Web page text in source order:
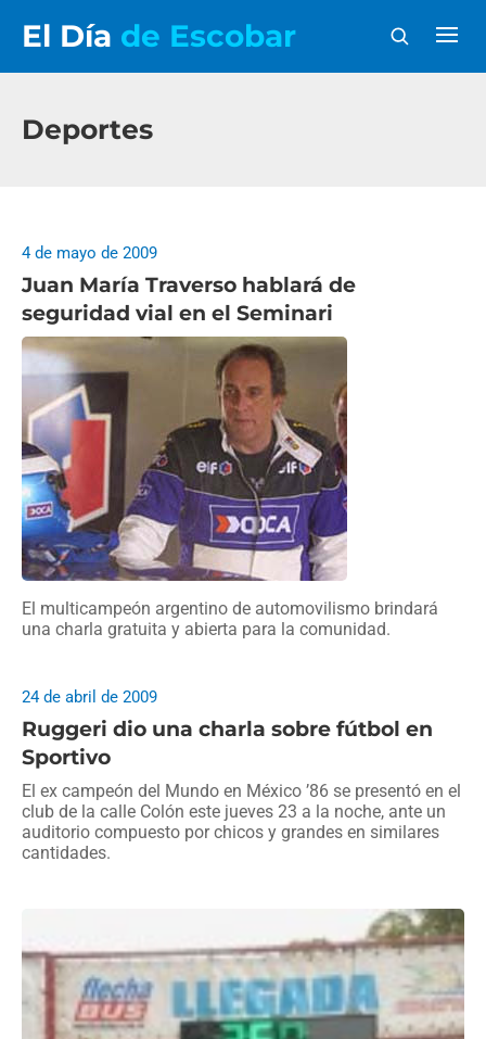
El Día de Escobar
Deportes
Juan María Traverso hablará de
seguridad vial en el Seminari
4 de mayo de 2009
El multicampeón argentino de automovilismo brindará
una charla gratuita y abierta para la comunidad.
Ruggeri dio una charla sobre fútbol en
Sportivo
24 de abril de 2009
El ex campeón del Mundo en México ’86 se presentó en el
club de la calle Colón este jueves 23 a la noche, ante un
auditorio compuesto por chicos y grandes en similares
cantidades.